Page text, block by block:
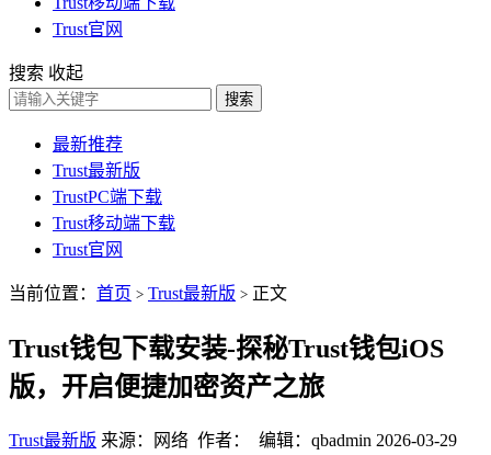
Trust官网
搜索 收起
搜索
最新推荐
Trust最新版
TrustPC端下载
Trust移动端下载
Trust官网
当前位置： 首页 > Trust最新版 > 正文
Trust钱包下载安装-探秘Trust钱包iOS
版，开启便捷加密资产之旅
Trust最新版 来源：网络 作者： 编辑：qbadmin 2026-03-29